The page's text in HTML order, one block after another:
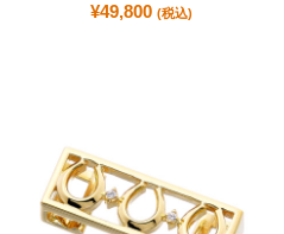
¥49,800 (税込)